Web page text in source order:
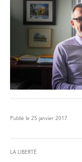
Publié le 25 janvier 2017
LA LIBERTÉ